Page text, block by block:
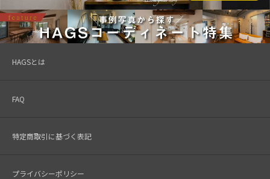
HAGSとは
FAQ
特定商取引に基づく表記
プライバシーポリシー